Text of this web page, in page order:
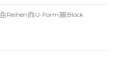
Reihen U-Form
Block